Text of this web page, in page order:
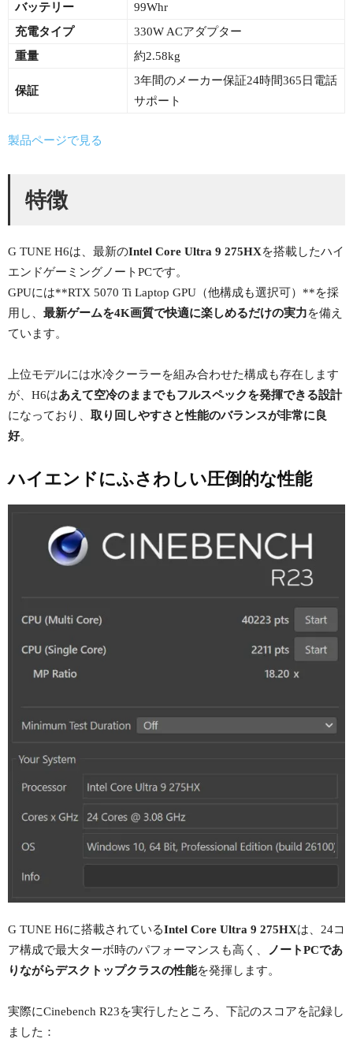
バッテリー
99Whr
充電タイプ
330W ACアダプター
重量
約2.58kg
保証
3年間のメーカー保証24時間365日電話
サポート
製品ページで見る
特徴
G TUNE H6は、最新のIntel Core Ultra 9 275HXを搭載したハイ
エンドゲーミングノートPCです。
GPUには**RTX 5070 Ti Laptop GPU（他構成も選択可）**を採
用し、 最新ゲームを4K画質で快適に楽しめるだけの実力を備え
ています。
上位モデルには水冷クーラーを組み合わせた構成も存在します
が、H6はあえて空冷のままでもフルスペックを発揮できる設計
になっており、 取り回しやすさと性能のバランスが非常に良
好。
ハイエンドにふさわしい圧倒的な性能
G TUNE H6に搭載されているIntel Core Ultra 9 275HXは、24コ
ア構成で最大ターボ時のパフォーマンスも高く、
ノートPCであ
りながらデスクトップクラスの性能を発揮します。
実際にCinebench R23を実行したところ、下記のスコアを記録し
ました：